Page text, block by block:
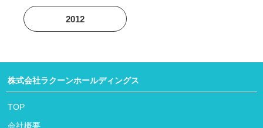
2012
株式会社ラクーンホールディングス
TOP
会社概要